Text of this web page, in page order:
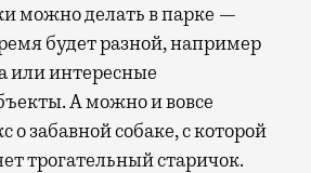
можно делать в парке —
будет разной, например
или интересные
А можно и вовсе
о забавной собаке, с которой
трогательный старичок.